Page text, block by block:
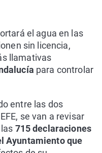
el agua en las
sin licencia,
llamativas
para controlar
entre las dos
se van a revisar
715 declaraciones
Ayuntamiento que